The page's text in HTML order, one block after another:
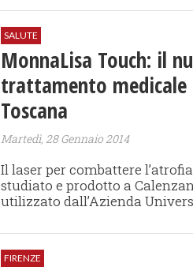
SALUTE
MonnaLisa Touch: il
trattamento medicale
Toscana
Martedì, 28 Gennaio 2014
Il laser per combattere
studiato e prodotto a
utilizzato dall’Azienda
FIRENZE